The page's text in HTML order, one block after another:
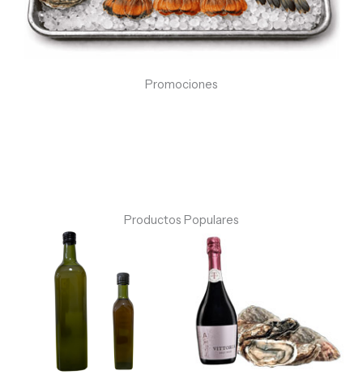
Promociones
Productos Populares
desde
S/ 60.00
hasta